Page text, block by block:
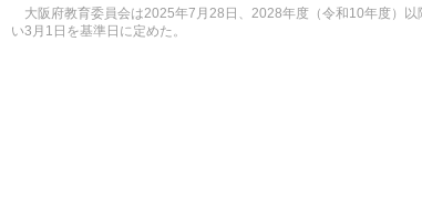
大阪府教育委員会は2025年7月28日、2028年度（令和10年度）以
い3月1日を基準日に定めた。